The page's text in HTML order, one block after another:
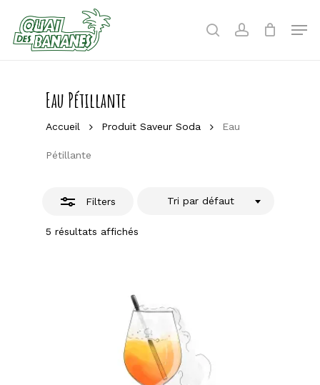
main
content
searchaccount
Eau Pétillante
Accueil Produit Saveur Soda Eau
Pétillante
Filters
5 résultats affichés
Tri par défaut
Close